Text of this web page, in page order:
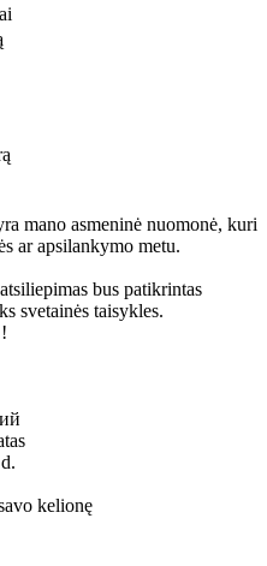
mano asmeninė nuomonė, kuri
ar apsilankymo metu.
bus patikrintas
svetainės taisykles.
kelionę